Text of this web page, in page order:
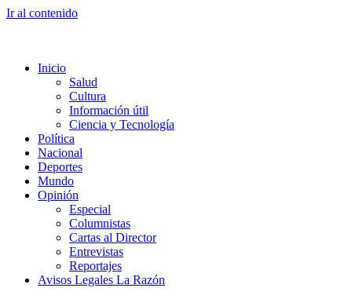
Ir al contenido
Inicio
Salud
Cultura
Información útil
Ciencia y Tecnología
Política
Nacional
Deportes
Mundo
Opinión
Especial
Columnistas
Cartas al Director
Entrevistas
Reportajes
Avisos Legales La Razón